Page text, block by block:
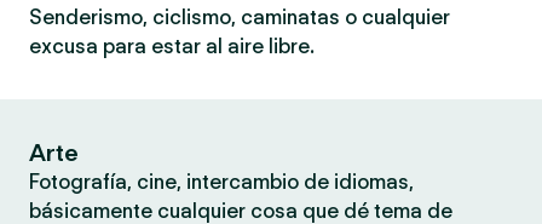
Senderismo, ciclismo, caminatas o cualquier
excusa para estar al aire libre.
Arte
Fotografía, cine, intercambio de idiomas,
básicamente cualquier cosa que dé tema de